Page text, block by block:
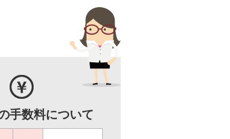
手数料について